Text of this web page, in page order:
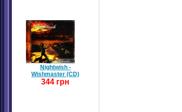
Nightwish -
Wishmaster (CD)
344 грн